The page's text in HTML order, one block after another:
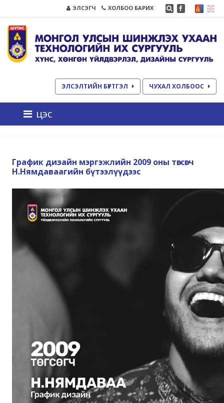
ЭЛСЭГЧ ХОЛБОО БАРИХ
ЭЛСЭЛТИЙН БҮРТГЭЛ ЧУХАЛ ХОЛБООС
цэс
График дизайн мэргэжлийн 2009 оны төгсөгч
Н.Нямдаваагийн бүтээлүүдээс